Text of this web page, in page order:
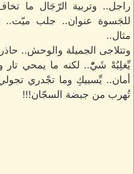
راجل.. وتربية الرّجَال ما
للجَسوة عنوان.. جلب ميّت..
مثال..
وتتلاجى الجميلة والوحش..
يِّغلِبُهْ شَيّْ.. لكنه ما يمحي تار
أمان.. يِّسبيكِ وما تجْدري
تُهرب من جبضة السجّان!!!